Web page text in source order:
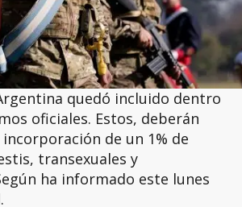
quedó incluido dentro
oficiales. Estos, deberán
de un 1% de
transexuales y
ha informado este lunes